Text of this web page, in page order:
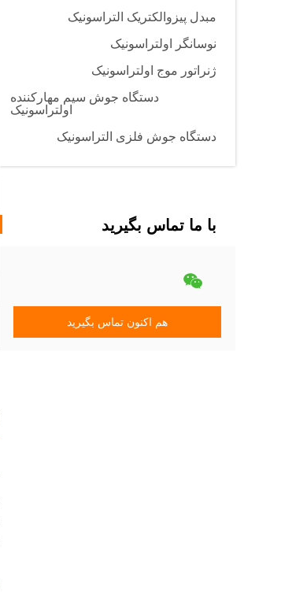
مبدل پیزوالکتریک التراسونیک
نوسانگر اولتراسونیک
ژنراتور موج اولتراسونیک
دستگاه جوش سیم مهارکننده
اولتراسونیک
دستگاه جوش فلزی التراسونیک
با ما تماس بگیرید
هم اکنون تماس بگیرید